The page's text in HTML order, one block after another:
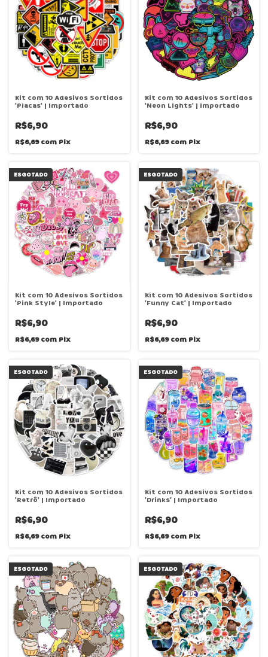
Kit com 10 Adesivos Sortidos
'Placas' | Importado
R$6,90
R$6,69com Pix
Kit com 10 Adesivos Sortidos
'Neon Lights' | Importado
R$6,90
R$6,69com Pix
ESGOTADO
Kit com 10 Adesivos Sortidos
'Pink Style' | Importado
R$6,90
R$6,69com Pix
ESGOTADO
Kit com 10 Adesivos Sortidos
'Funny Cat' | Importado
R$6,90
R$6,69com Pix
ESGOTADO
Kit com 10 Adesivos Sortidos
'Retrô' | Importado
R$6,90
R$6,69com Pix
ESGOTADO
Kit com 10 Adesivos Sortidos
'Drinks' | Importado
R$6,90
R$6,69com Pix
ESGOTADO ESGOTADO